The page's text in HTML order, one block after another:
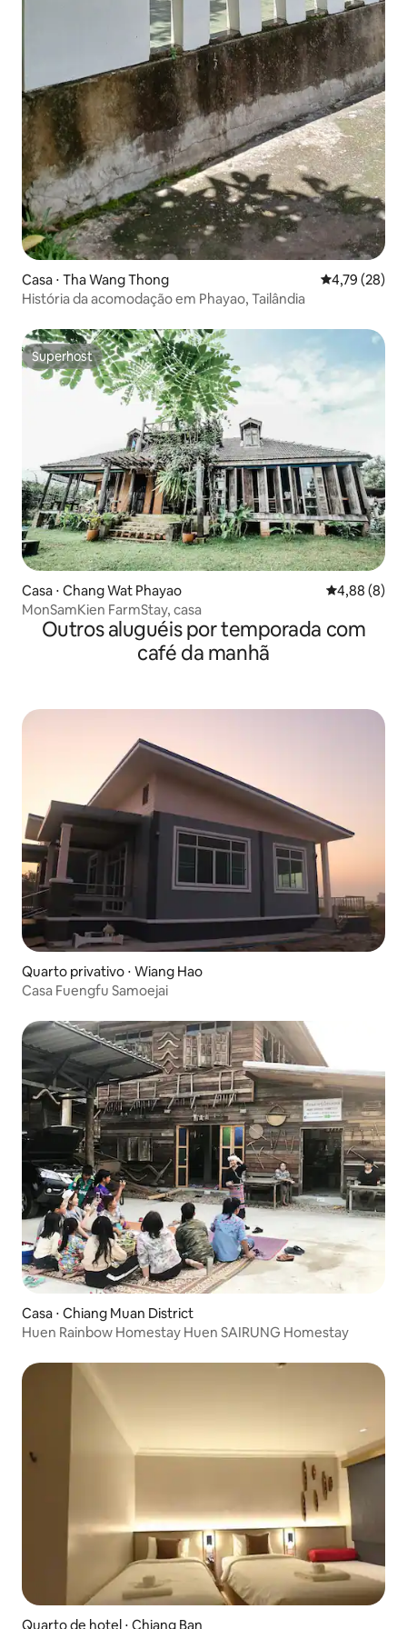
Casa ⋅ Tha Wang Thong 4,79 de uma
4,79 (28)
História da acomodação em Phayao, Tailândia
Superhost
Superhost
Casa ⋅ Chang Wat Phayao 4,88 de uma
4,88 (8)
MonSamKien FarmStay, casa
Outros aluguéis por temporada com
café da manhã
Quarto privativo ⋅ Wiang Hao
Casa Fuengfu Samoejai
Casa ⋅ Chiang Muan District
Huen Rainbow Homestay Huen SAIRUNG Homestay
Quarto de hotel ⋅ Chiang Ban